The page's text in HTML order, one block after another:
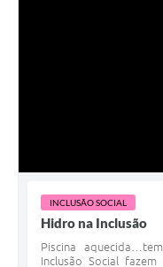
INCLUSÃO SOCIAL
Hidro na Inclusão
Piscina
Inclusão Social